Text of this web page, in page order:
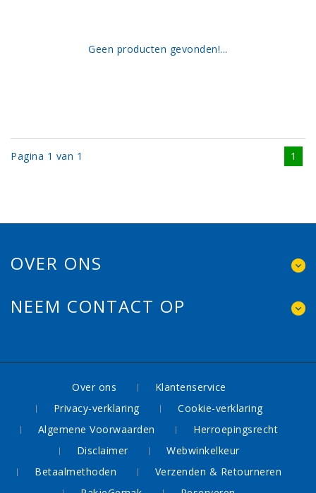
Geen producten gevonden!...
Pagina 1 van 1 1
OVER ONS
NEEM CONTACT OP
Over ons
Klantenservice
Privacy-verklaring
Cookie-verklaring
Algemene Voorwaarden
Herroepingsrecht
Disclaimer
Webwinkelkeur
Betaalmethoden
Verzenden & Retourneren